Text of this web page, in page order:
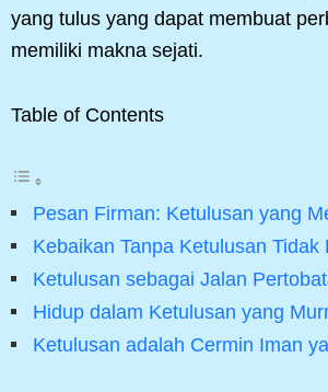
yang tulus yang dapat membuat
memiliki makna sejati.
Table of Contents
Pesan Firman: Ketulusan yang
Kebaikan Tanpa Ketulusan Tidak
Ketulusan sebagai Jalan
Hidup dalam Ketulusan yang
Ketulusan adalah Cermin Iman